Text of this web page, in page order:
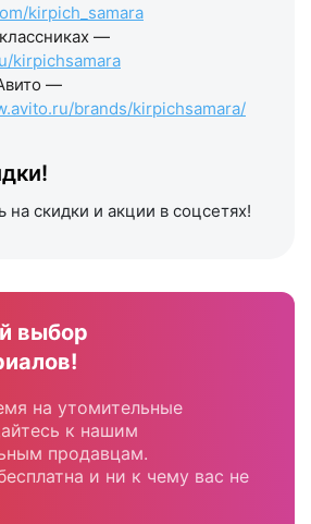
kirpich_samara
—
kirpichsamara
—
brands/kirpichsamara/
на скидки и акции в соцсетях!
выбор
на утомительные
к нашим
продавцам.
и ни к чему вас не